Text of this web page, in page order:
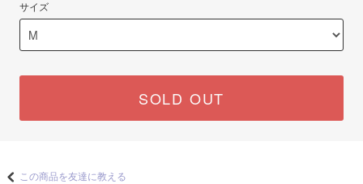
サイズ
SOLD OUT
この商品を友達に教える